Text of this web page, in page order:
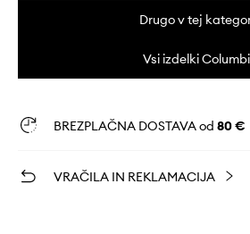
Drugo v tej
Vsi izdelki
BREZPLAČNA DOSTAVA od 80 €
VRAČILA IN REKLAMACIJA